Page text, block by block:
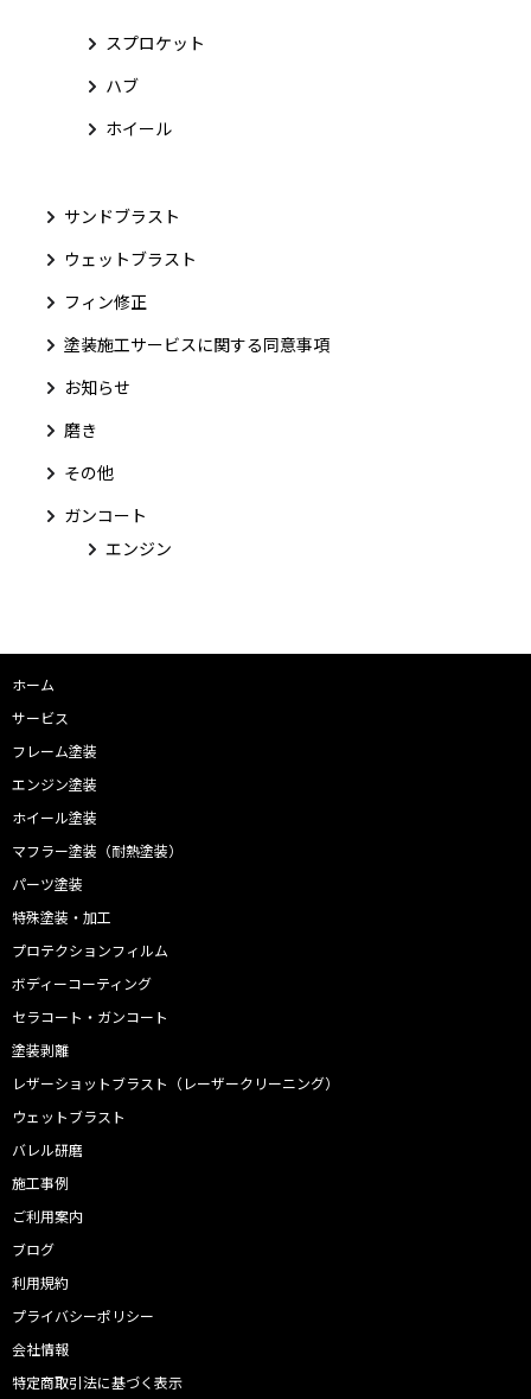
スプロケット
ハブ
ホイール
サンドブラスト
ウェットブラスト
フィン修正
塗装施工サービスに関する同意事項
お知らせ
磨き
その他
ガンコート
エンジン
ホーム
サービス
フレーム塗装
エンジン塗装
ホイール塗装
マフラー塗装（耐熱塗装）
パーツ塗装
特殊塗装・加工
プロテクションフィルム
ボディーコーティング
セラコート・ガンコート
塗装剥離
レザーショットブラスト（レーザークリーニング）
ウェットブラスト
バレル研磨
施工事例
ご利用案内
ブログ
利用規約
プライバシーポリシー
会社情報
特定商取引法に基づく表示